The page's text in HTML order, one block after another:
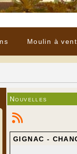
Moulin à vent
Nouvelles
GIGNAC -